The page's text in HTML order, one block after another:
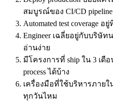
สมบูรณ์ของ CI/CD
Automated test coverage
Engineer เฉลี่ยอยู่กับบริษั
อ่านง่าย
มีโครงการที่ ship ใน 3 เดื
process ได้บ้าง
เครื่องมือที่ใช้บริหารภาย
ทุกวันไหม